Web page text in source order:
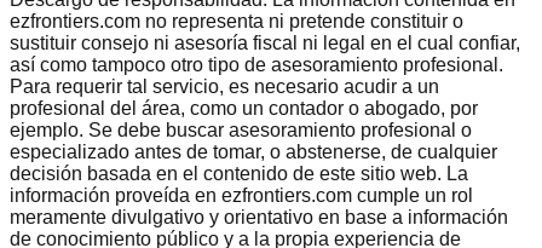
ezfrontiers.com no representa ni pretende constituir o
sustituir consejo ni asesoría fiscal ni legal en el cual confiar,
así como tampoco otro tipo de asesoramiento profesional.
Para requerir tal servicio, es necesario acudir a un
profesional del área, como un contador o abogado, por
ejemplo. Se debe buscar asesoramiento profesional o
especializado antes de tomar, o abstenerse, de cualquier
decisión basada en el contenido de este sitio web. La
información proveída en ezfrontiers.com cumple un rol
meramente divulgativo y orientativo en base a información
de conocimiento público y a la propia experiencia de